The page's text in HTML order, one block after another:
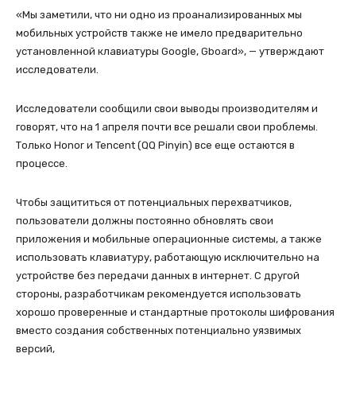
«Мы заметили, что ни одно из проанализированных мы
мобильных устройств также не имело предварительно
установленной клавиатуры Google, Gboard», — утверждают
исследователи.
Исследователи сообщили свои выводы производителям и
говорят, что на 1 апреля почти все решали свои проблемы.
Только Honor и Tencent (QQ Pinyin) все еще остаются в
процессе.
Чтобы защититься от потенциальных перехватчиков,
пользователи должны постоянно обновлять свои
приложения и мобильные операционные системы, а также
использовать клавиатуру, работающую исключительно на
устройстве без передачи данных в интернет. С другой
стороны, разработчикам рекомендуется использовать
хорошо проверенные и стандартные протоколы шифрования
вместо создания собственных потенциально уязвимых
версий,